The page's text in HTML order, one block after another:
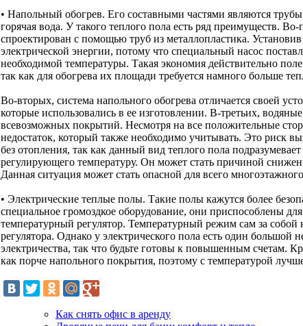
• Напольный обогрев. Его составными частями являются
горячая вода. У такого теплого пола есть ряд преимуществ.
спроектирован с помощью труб из металлопластика.
электрической энергии, потому что специальный насос
необходимой температуры. Такая экономия действительно
так как для обогрева их площади требуется намного больше
Во-вторых, система напольного обогрева отличается своей
которые использовались в ее изготовлении. В-третьих,
всевозможных покрытий. Несмотря на все положительные
недостаток, который также необходимо учитывать. Это риск
без отопления, так как данный вид теплого пола
регулирующего температуру. Он может стать причиной
Данная ситуация может стать опасной для всего
• Электрические теплые полы. Такие полы кажутся более
специальное громоздкое оборудование, они приспособлены
температурный регулятор. Температурный режим сам за собой
регулятора. Однако у электрического пола есть один большой
электричества, так что будьте готовы к повышенным счетам.
как порче напольного покрытия, поэтому с температурой
Как снять офис в аренду